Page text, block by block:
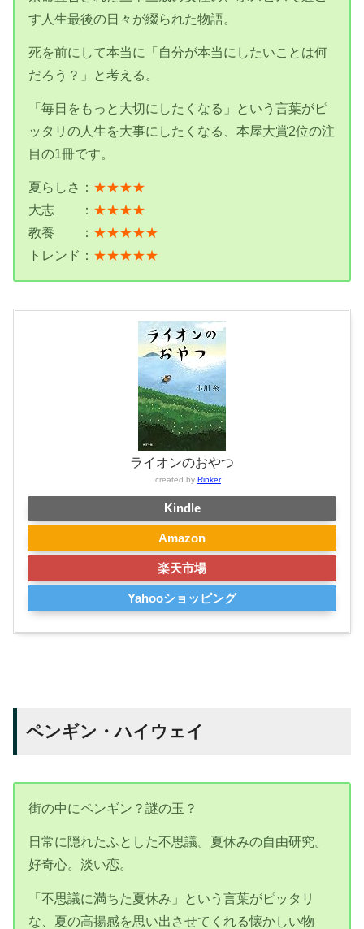
す人生最後の日々が綴られた物語。
死を前にして本当に「自分が本当にしたいことは何
だろう？」と考える。
「毎日をもっと大切にしたくなる」という言葉がピ
ッタリの人生を大事にしたくなる、本屋大賞2位の注
目の1冊です。
夏らしさ： ★★★★
大志 ： ★★★★
教養 ： ★★★★★
トレンド： ★★★★★
ライオンのおやつ
created by Rinker
Kindle
Amazon
楽天市場
Yahooショッピング
ペンギン・ハイウェイ
街の中にペンギン？謎の玉？
日常に隠れたふとした不思議。夏休みの自由研究。
好奇心。淡い恋。
「不思議に満ちた夏休み」という言葉がピッタリ
な、夏の高揚感を思い出させてくれる懐かしい物